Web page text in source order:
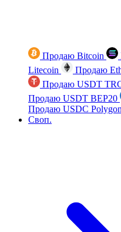
Продаю Bitcoin
Litecoin
Продаю
Продаю USDT
Продаю USDT BEP20
Продаю USDC Polygon
Своп.